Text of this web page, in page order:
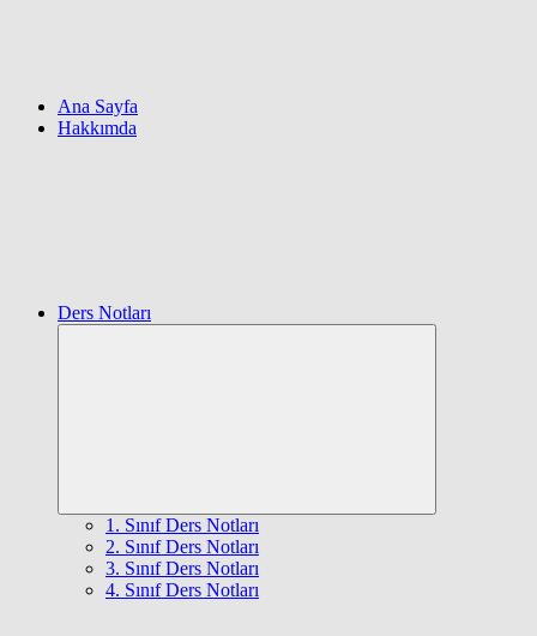
Ana Sayfa
Hakkımda
Ders Notları
1. Sınıf Ders Notları
2. Sınıf Ders Notları
3. Sınıf Ders Notları
4. Sınıf Ders Notları